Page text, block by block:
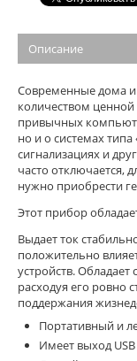
Описание
Современные дома
количеством ценной
привычных
но и о системах
сигнализациях и
часто отключается,
нужно приобрести
Этот прибор
Выдает ток
положительно
устройств.
расходуя его ровно
поддержания
Портативный и
Имеет выход